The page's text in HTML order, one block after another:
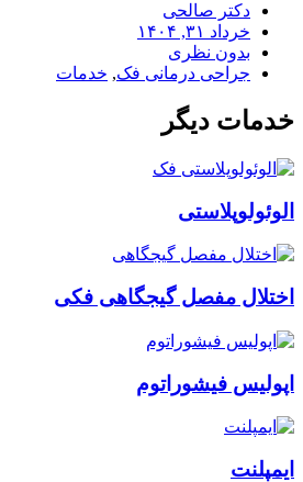
دکتر صالحی
خرداد ۳۱, ۱۴۰۴
بدون نظری
جراحی درمانی فک, خدمات
خدمات دیگر
الوئولوپلاستی
اختلال مفصل گیجگاهی فکی
اپولیس فیشوراتوم
ایمپلنت